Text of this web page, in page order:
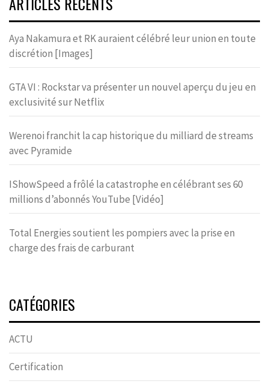
Aya Nakamura et RK auraient célébré leur union en toute
discrétion [Images]
GTA VI : Rockstar va présenter un nouvel aperçu du jeu en
exclusivité sur Netflix
Werenoi franchit la cap historique du milliard de streams
avec Pyramide
IShowSpeed a frôlé la catastrophe en célébrant ses 60
millions d’abonnés YouTube [Vidéo]
Total Energies soutient les pompiers avec la prise en
charge des frais de carburant
CATÉGORIES
ACTU
Certification